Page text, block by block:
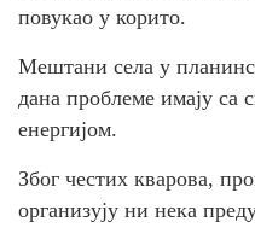
повукао у корито.
Мештани села у
дана проблеме имају са
енергијом.
Због честих кварова,
организују ни нека